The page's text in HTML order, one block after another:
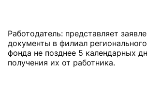
Работодатель: представляет
документы в филиал
фонда не позднее 5 календарных
получения их от работника.